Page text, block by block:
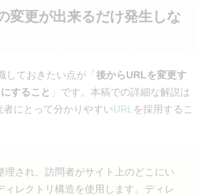
変更が出来るだけ発生しな
しておきたい点が「 後からURLを変更す
すること 」です。本稿での詳細な解説は
にとって分かりやすいURL を採用するこ
理され、訪問者がサイト上のどこにい
ィレクトリ構造を使用します。ディレ